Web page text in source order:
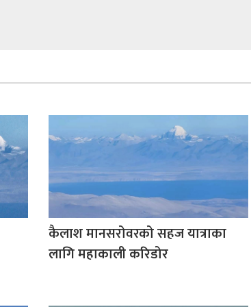
कैलाश मानसरोवरको सहज यात्राका
लागि महाकाली करिडोर